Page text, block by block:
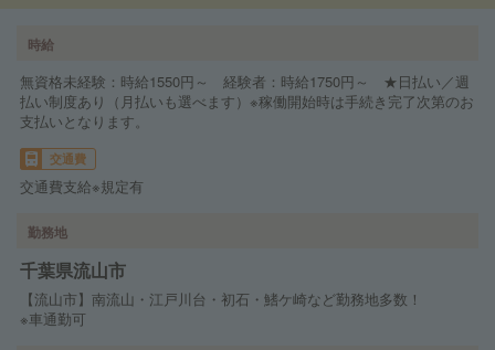
時給
無資格未経験：時給1550円～ 経験者：時給1750円～ ★日払い／週
払い制度あり（月払いも選べます）※稼働開始時は手続き完了次第のお
支払いとなります。
交通費
交通費支給※規定有
勤務地
千葉県流山市
【流山市】南流山・江戸川台・初石・鰭ケ崎など勤務地多数！
※車通勤可